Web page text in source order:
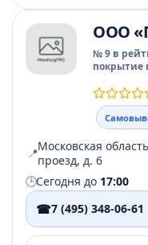
ООО
№ 9 в
покрытие
📍Московская
проезд, д. 6
🕒Сегодня до 17:00
☎7 (495) 348-06-61